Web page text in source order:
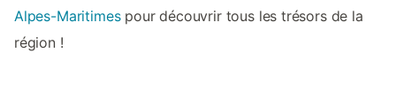
Alpes-Maritimespour découvrir tous les trésors de la
région !